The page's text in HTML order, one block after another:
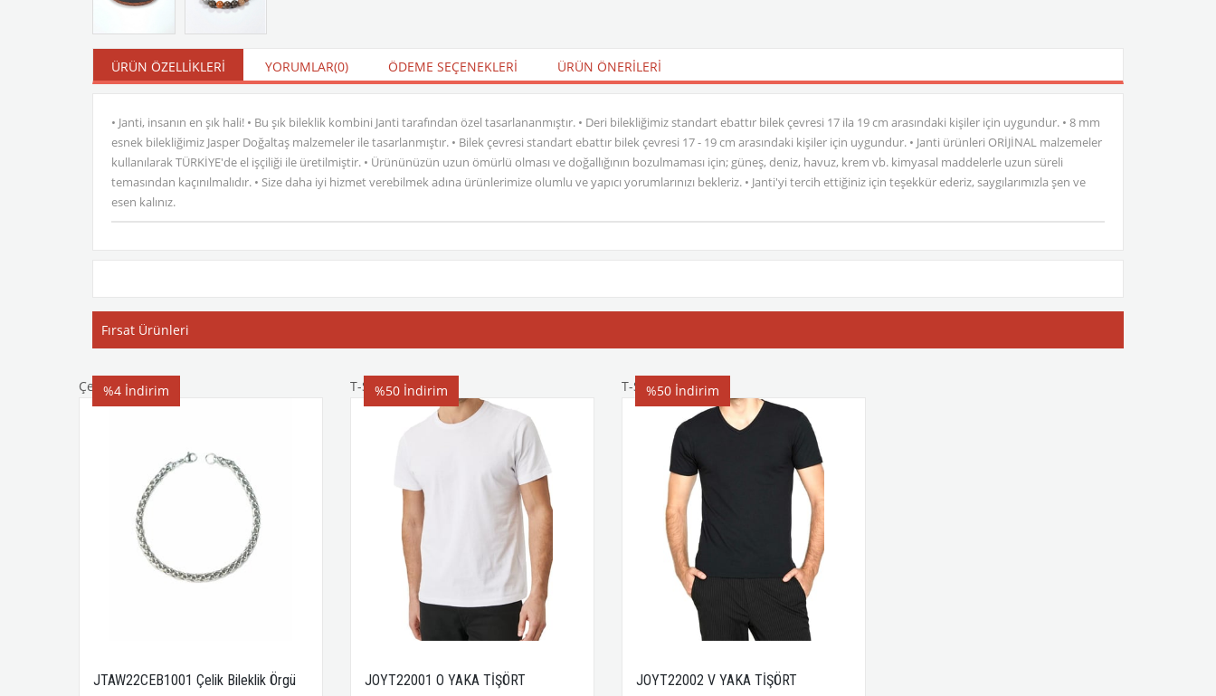
ÜRÜN ÖZELLIKLERI YORUMLAR(0) ÖDEME SEÇENEKLERI ÜRÜN ÖNERILERI
• Janti, insanın en şık hali! • Bu şık bileklik kombini Janti tarafından özel tasarlananmıştır. • Deri bilekliğimiz standart ebattır bilek çevresi 17 ila 19 cm arasındaki kişiler için uygundur. • 8 mm
esnek bilekliğimiz Jasper Doğaltaş malzemeler ile tasarlanmıştır. • Bilek çevresi standart ebattır bilek çevresi 17 - 19 cm arasındaki kişiler için uygundur. • Janti ürünleri ORİJİNAL malzemeler
kullanılarak TÜRKİYE'de el işçiliği ile üretilmiştir. • Ürününüzün uzun ömürlü olması ve doğallığının bozulmaması için; güneş, deniz, havuz, krem vb. kimyasal maddelerle uzun süreli
temasından kaçınılmalıdır. • Size daha iyi hizmet verebilmek adına ürünlerimize olumlu ve yapıcı yorumlarınızı bekleriz. • Janti'yi tercih ettiğiniz için teşekkür ederiz, saygılarımızla şen ve
esen kalınız.
Fırsat Ürünleri
Çelik Bileklik
JTAW22CEB1001 Çelik Bileklik Örgü
%4 İndirim T-Shirt
JOYT22001 O YAKA TİŞÖRT
%50 İndirim T-Shirt
JOYT22002 V YAKA TİŞÖRT
%50 İndirim